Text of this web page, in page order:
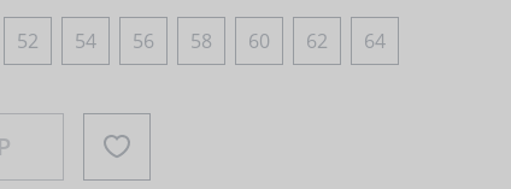
52 54 56 58 60 62 64